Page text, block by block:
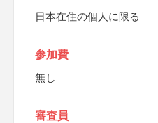
日本在住の個人に限る
参加費
無し
審査員